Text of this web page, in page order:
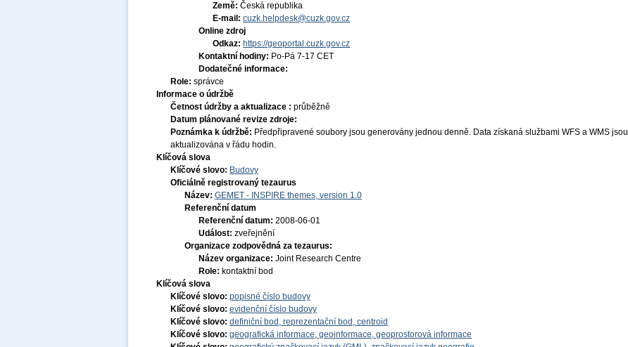
Země: Česká republika
E-mail: cuzk.helpdesk@cuzk.gov.cz
Online zdroj
Odkaz: https://geoportal.cuzk.gov.cz
Kontaktní hodiny: Po-Pá 7-17 CET
Dodatečné informace:
Role: správce
Informace o údržbě
Četnost údržby a aktualizace : průběžně
Datum plánované revize zdroje:
Poznámka k údržbě: Předpřipravené soubory jsou generovány jednou denně. Data získaná službami WFS a WMS jsou
aktualizována v řádu hodin.
Klíčová slova
Klíčové slovo: Budovy
Oficiálně registrovaný tezaurus
Název: GEMET - INSPIRE themes, version 1.0
Referenční datum
Referenční datum: 2008-06-01
Událost: zveřejnění
Organizace zodpovědná za tezaurus:
Název organizace: Joint Research Centre
Role: kontaktní bod
Klíčová slova
Klíčové slovo: popisné číslo budovy
Klíčové slovo: evidenční číslo budovy
Klíčové slovo: definiční bod, reprezentační bod, centroid
Klíčové slovo: geografická informace, geoinformace, geoprostorová informace